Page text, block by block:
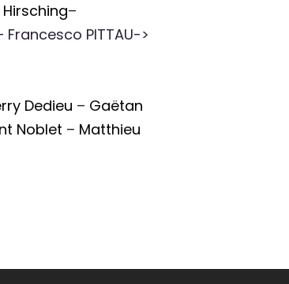
–
Francesco PITTAU->
Dedieu – Gaëtan
Noblet – Matthieu